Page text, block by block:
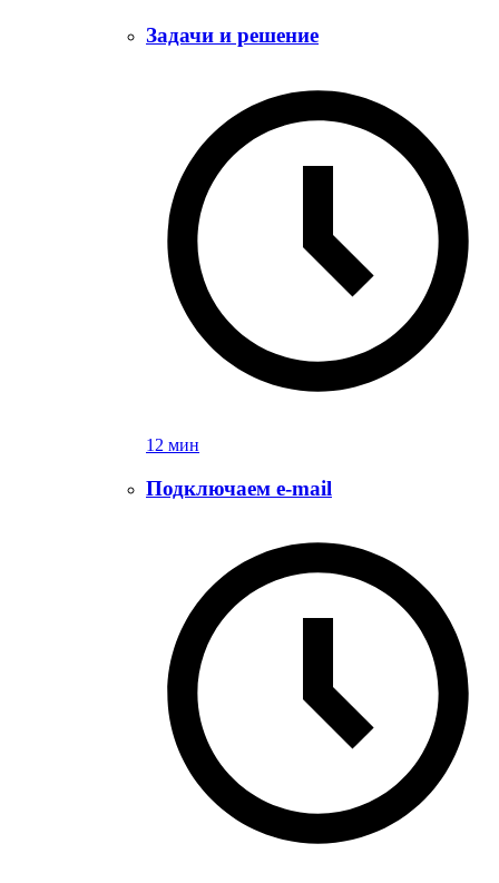
Задачи и решение
12 мин
Подключаем e-mail